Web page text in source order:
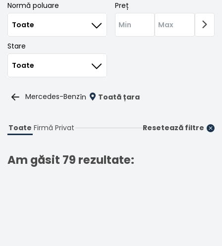
Normă poluare Preț
Stare
Mercedes-Benzîn Toată țara
Toate Firmă Privat Resetează filtre
Am găsit 79 rezultate: